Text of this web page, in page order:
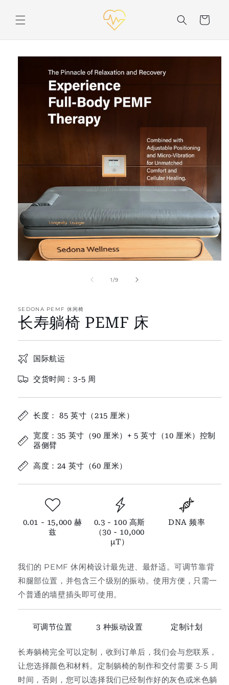
容
物
1/of
9
SEDONA PEMF 休闲椅
长寿躺椅 PEMF 床
国际航运
交货时间：3-5 周
长度： 85 英寸（215 厘米）
宽度：35 英寸（90 厘米）+ 5 英寸（10 厘米）控制
器侧臂
高度：24 英寸（60 厘米）
0.01 - 15,000 赫
兹
0.3 - 100 高斯
（30 - 10,000
µT）
DNA 频率
我们的 PEMF 休闲椅设计最先进、最舒适。可调节靠背
和腿部位置，并包含三个级别的振动。使用方便，只需一
个普通的墙壁插头即可使用。
可调节位置 3 种振动设置 定制计划
长寿躺椅完全可以定制，收到订单后，我们会与您联系，
让您选择颜色和材料。定制躺椅的制作和交付需要 3-5 周
时间，否则，您可以选择我们已经制作好的灰色或米色躺